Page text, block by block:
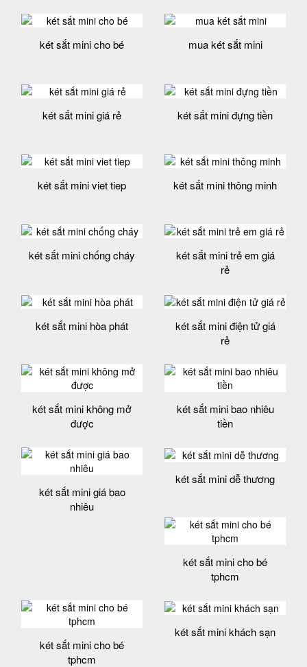
két sắt mini cho bé mua két sắt mini
két sắt mini giá rẻ két sắt mini đựng tiền
két sắt mini viet tiep két sắt mini thông minh
két sắt mini chống cháy
két sắt mini trẻ em giá
rẻ
két sắt mini hòa phát
két sắt mini điện tử giá
rẻ
két sắt mini không mở
được
két sắt mini bao nhiêu
tiền
két sắt mini giá bao
nhiêu
két sắt mini dễ thương
két sắt mini cho bé
tphcm
két sắt mini cho bé
tphcm
két sắt mini khách sạn